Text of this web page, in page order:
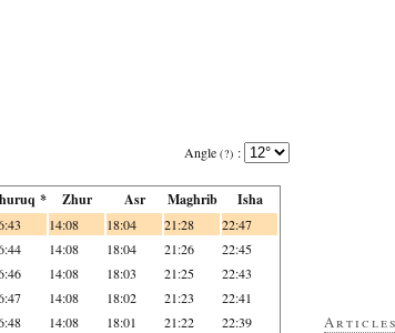
Angle (?) :
* Zhur Asr Maghrib Isha
14:08 18:04 21:28 22:47
14:08 18:04 21:26 22:45
14:08 18:03 21:25 22:43
14:08 18:02 21:23 22:41
14:08 18:01 21:22 22:39